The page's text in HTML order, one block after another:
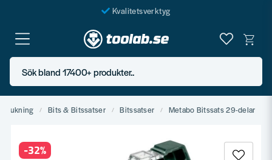
Kvalitetsverktyg
Fraktfritt över 999 SEK*
En järnhandel för alla
Butik i Göteborg
Sök bland 17400+ produkter..
Bits & Bitssatser Bitssatser Metabo Bitssats 29-delar
-32%